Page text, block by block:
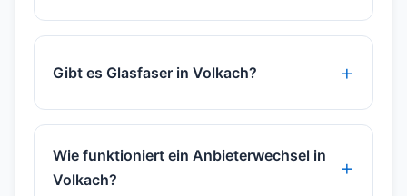
Gibt es Glasfaser in Volkach?
Wie funktioniert ein Anbieterwechsel in
Volkach?